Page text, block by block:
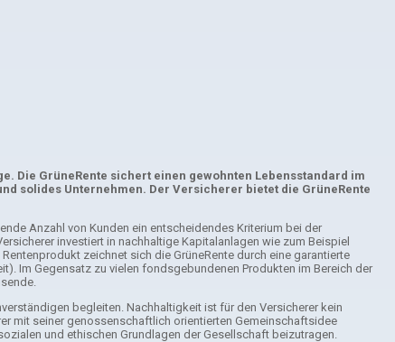
Die GrüneRente sichert einen gewohnten Lebensstandard im
solides Unternehmen. Der Versicherer bietet die GrüneRente
Anzahl von Kunden ein entscheidendes Kriterium bei der
investiert in nachhaltige Kapitalanlagen wie zum Beispiel
zeichnet sich die GrüneRente durch eine garantierte
Im Gegensatz zu vielen fondsgebundenen Produkten im Bereich der
begleiten. Nachhaltigkeit ist für den Versicherer kein
mit seiner genossenschaftlich orientierten Gemeinschaftsidee
und ethischen Grundlagen der Gesellschaft beizutragen.